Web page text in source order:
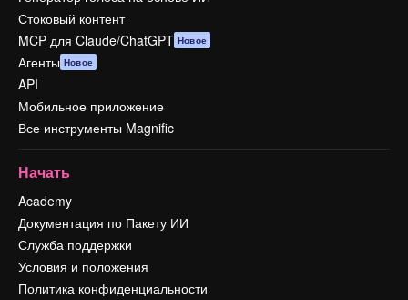
Стоковый контент
MCP для Claude/ChatGPT Новое
Агенты Новое
API
Мобильное приложение
Все инструменты Magnific
Начать
Academy
Документация по Пакету ИИ
Служба поддержки
Условия и положения
Политика конфиденциальности